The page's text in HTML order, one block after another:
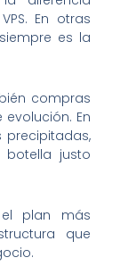
En otras
es la
compras
En
precipitadas,
botella justo
plan más
que